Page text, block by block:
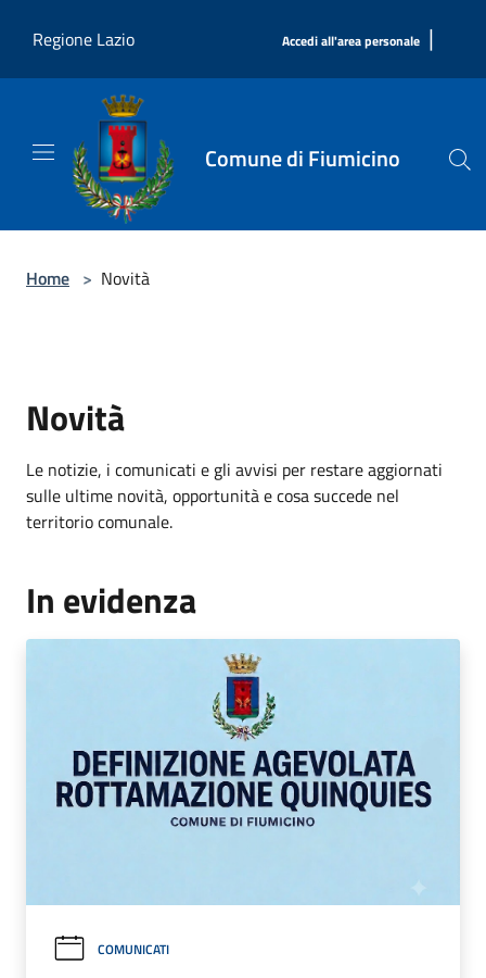
Regione Lazio
Accedi all'area personale |
Comune di Fiumicino
Home > Novità
Novità
Le notizie, i comunicati e gli avvisi per restare aggiornati
sulle ultime novità, opportunità e cosa succede nel
territorio comunale.
In evidenza
COMUNICATI